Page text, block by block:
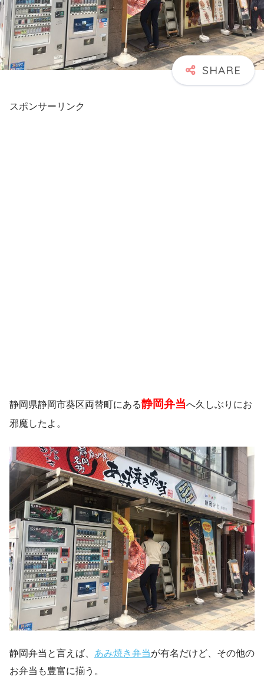
スポンサーリンク
静岡県静岡市葵区両替町にある静岡弁当へ久しぶりにお
邪魔したよ。
静岡弁当と言えば、 あみ焼き弁当が有名だけど、その他の
お弁当も豊富に揃う。